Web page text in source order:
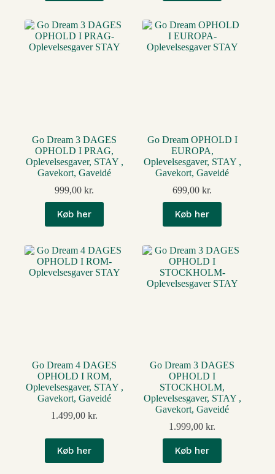
Go Dream 3 DAGES
OPHOLD I PRAG,
Oplevelsesgaver, STAY ,
Gavekort, Gaveidé
999,00kr.
Køb her
Go Dream OPHOLD I
EUROPA,
Oplevelsesgaver, STAY ,
Gavekort, Gaveidé
699,00kr.
Køb her
Go Dream 4 DAGES
OPHOLD I ROM,
Oplevelsesgaver, STAY ,
Gavekort, Gaveidé
1.499,00kr.
Køb her
Go Dream 3 DAGES
OPHOLD I
STOCKHOLM,
Oplevelsesgaver, STAY ,
Gavekort, Gaveidé
1.999,00kr.
Køb her